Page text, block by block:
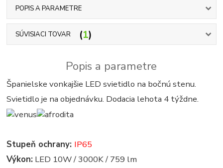
POPIS A PARAMETRE
SÚVISIACI TOVAR 1
Popis a parametre
Španielske vonkajšie LED svietidlo na bočnú stenu.
Svietidlo je na objednávku. Dodacia lehota 4 týždne.
Stupeň ochrany: IP65
Výkon: LED 10W / 3000K / 759 lm